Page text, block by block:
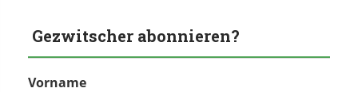
Gezwitscher abonnieren?
Vorname